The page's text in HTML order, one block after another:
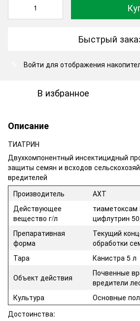
Быстрый
Войти для отображения
В избранное
Описание
ТИАТРИН
Двухкомпонентный инсектицидный
защиты семян и всходов
вредителей
Производитель
АХТ
Действующее
вещество г/л
тиаметоксам
цифлутрин 50
Препаративная
форма
Текущий
обработки
Тара
Канистра 5 л
Объект действия
Почвенные
вредители
Культура
Основные
Достоинства: